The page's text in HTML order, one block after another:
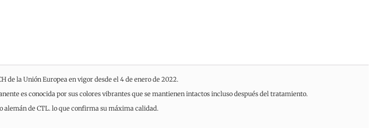
la Unión Europea en vigor desde el 4 de enero de 2022.
es conocida por sus colores vibrantes que se mantienen intactos incluso después del tratamiento.
alemán de CTL. lo que confirma su máxima calidad.